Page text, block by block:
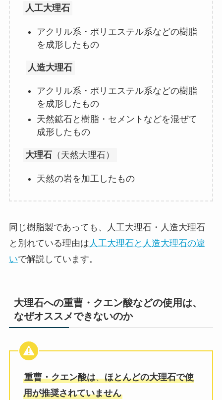
人工大理石
アクリル系・ポリエステル系などの樹脂
を成形したもの
人造大理石
アクリル系・ポリエステル系などの樹脂
を成形したもの
天然鉱石と樹脂・セメントなどを混ぜて
成形したもの
大理石 （天然大理石）
天然の岩を加工したもの
同じ樹脂製であっても、人工大理石・人造大理石
と別れている理由は 人工大理石と人造大理石の違
いで解説しています。
大理石への重曹・クエン酸などの使用は、
なぜオススメできないのか
重曹・クエン酸は、ほとんどの大理石で使
用が推奨されていません